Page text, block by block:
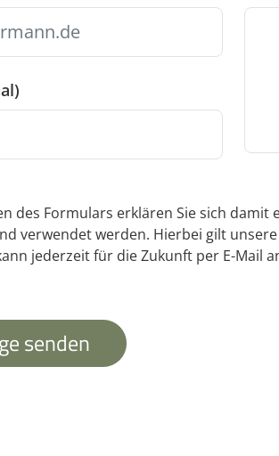
des Formulars erklären Sie sich
verwendet werden. Hierbei gilt unsere
jederzeit für die Zukunft per E-Mail
senden